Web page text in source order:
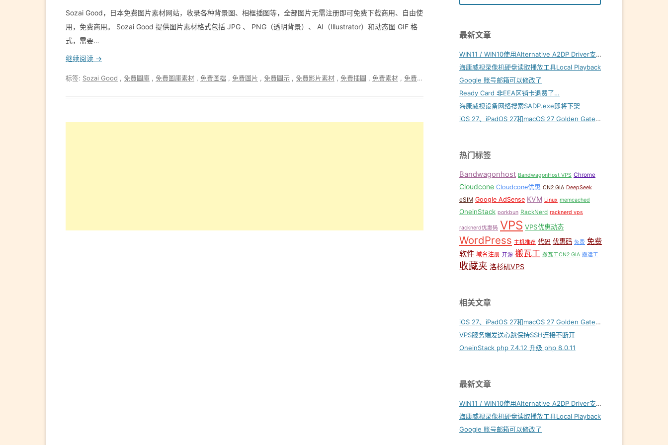
Sozai Good，日本免费图片素材网站，收录各种背景图、相框插图等，全部图片无需注册即可免费下载商用、自由使
用，免费商用。 Sozai Good 提供图片素材格式包括 JPG 、 PNG（透明背景）、 AI（Illustrator）和动态图 GIF 格
式，需要…
继续阅读 →
标签: Sozai Good 免費圖庫 免費圖庫素材 免費圖檔 免費圖片 免費圖示 免費影片素材 免費插圖 免費素材 免費素材集 免費貼圖,免费素材,商業圖片,商業用途
最新文章
WIN11 / WIN10使用Alternative A2DP Driver支持LDAC
海康威视录像机硬盘读取播放工具Local Playback
Google 账号邮箱可以修改了
Ready Card 非EEA区销卡退费了…
海康威视设备网络搜索SADP.exe即将下架
iOS 27、iPadOS 27和macOS 27 Golden Gate内置壁纸下载
热门标签
Bandwagonhost BandwagonHost VPS Chrome
Cloudcone Cloudcone优惠 CN2 GIA DeepSeek
eSIM Google AdSense KVM Linux memcached
OneinStack porkbun RackNerd racknerd vps
racknerd优惠码 VPS VPS优惠动态
WordPress 主机推荐 代码 优惠码 免费 免费
软件 域名注册 开源 搬瓦工 搬瓦工CN2 GIA 搬运工
收藏夹 洛杉矶VPS
相关文章
iOS 27、iPadOS 27和macOS 27 Golden Gate内置壁纸下载
VPS服务端发送心跳保持SSH连接不断开
OneinStack php 7.4.12 升级 php 8.0.11
最新文章
WIN11 / WIN10使用Alternative A2DP Driver支持LDAC
海康威视录像机硬盘读取播放工具Local Playback
Google 账号邮箱可以修改了